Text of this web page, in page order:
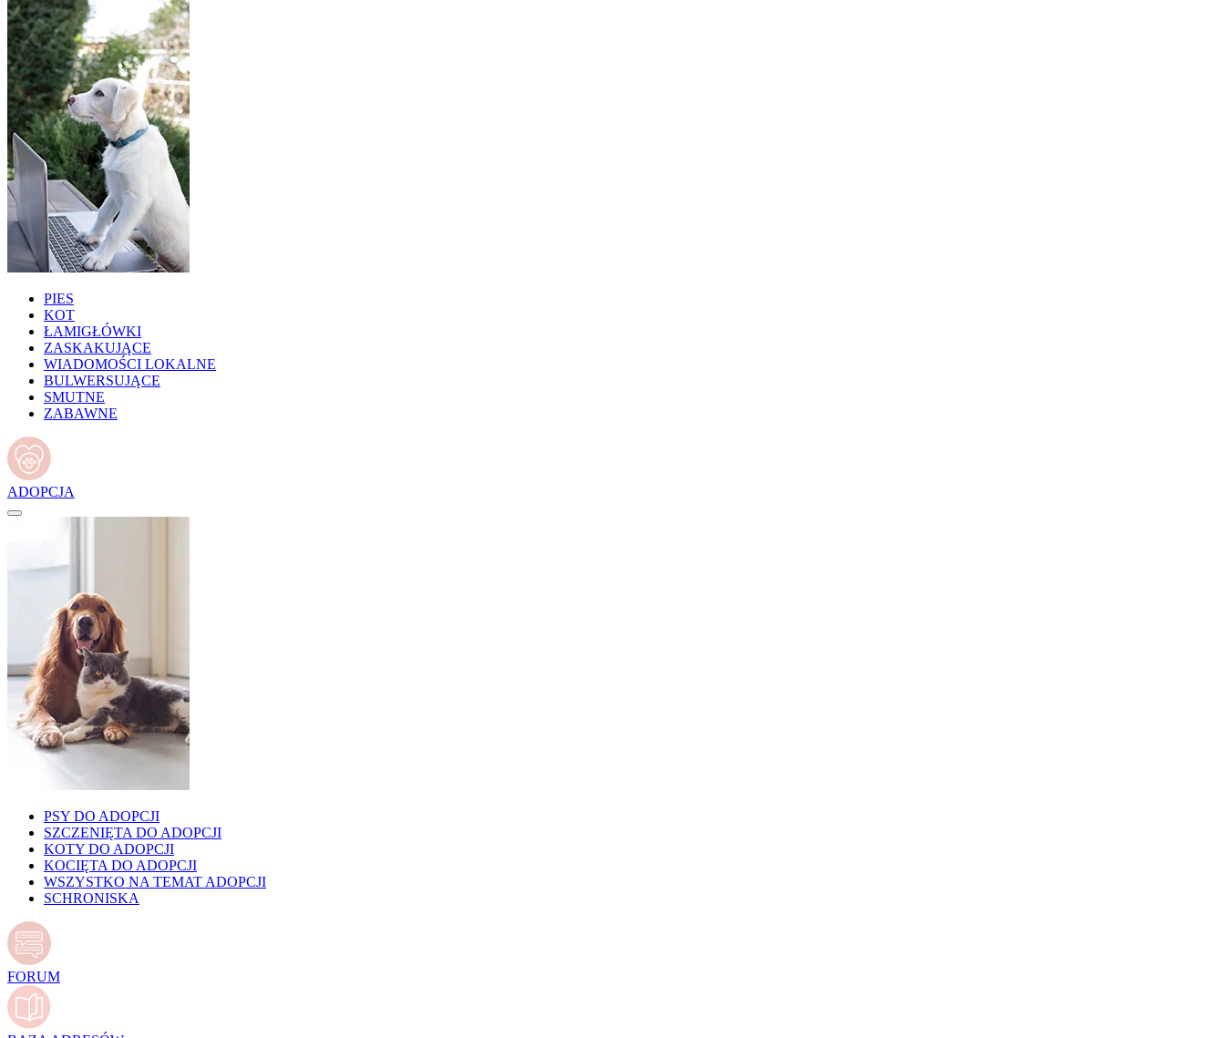
PIES
KOT
ŁAMIGŁÓWKI
ZASKAKUJĄCE
WIADOMOŚCI LOKALNE
BULWERSUJĄCE
SMUTNE
ZABAWNE
ADOPCJA
PSY DO ADOPCJI
SZCZENIĘTA DO ADOPCJI
KOTY DO ADOPCJI
KOCIĘTA DO ADOPCJI
WSZYSTKO NA TEMAT ADOPCJI
SCHRONISKA
FORUM